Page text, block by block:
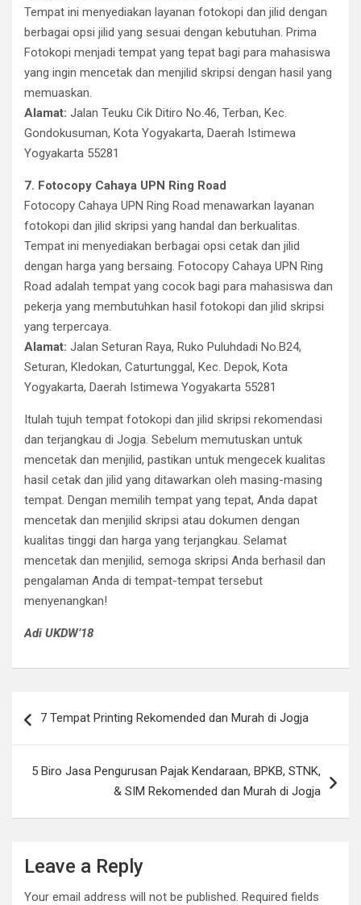
Tempat ini menyediakan layanan fotokopi dan jilid dengan
berbagai opsi jilid yang sesuai dengan kebutuhan. Prima
Fotokopi menjadi tempat yang tepat bagi para mahasiswa
yang ingin mencetak dan menjilid skripsi dengan hasil yang
memuaskan.
Alamat: Jalan Teuku Cik Ditiro No.46, Terban, Kec.
Gondokusuman, Kota Yogyakarta, Daerah Istimewa
Yogyakarta 55281
7. Fotocopy Cahaya UPN Ring Road
Fotocopy Cahaya UPN Ring Road menawarkan layanan
fotokopi dan jilid skripsi yang handal dan berkualitas.
Tempat ini menyediakan berbagai opsi cetak dan jilid
dengan harga yang bersaing. Fotocopy Cahaya UPN Ring
Road adalah tempat yang cocok bagi para mahasiswa dan
pekerja yang membutuhkan hasil fotokopi dan jilid skripsi
yang terpercaya.
Alamat: Jalan Seturan Raya, Ruko Puluhdadi No.B24,
Seturan, Kledokan, Caturtunggal, Kec. Depok, Kota
Yogyakarta, Daerah Istimewa Yogyakarta 55281
Itulah tujuh tempat fotokopi dan jilid skripsi rekomendasi
dan terjangkau di Jogja. Sebelum memutuskan untuk
mencetak dan menjilid, pastikan untuk mengecek kualitas
hasil cetak dan jilid yang ditawarkan oleh masing-masing
tempat. Dengan memilih tempat yang tepat, Anda dapat
mencetak dan menjilid skripsi atau dokumen dengan
kualitas tinggi dan harga yang terjangkau. Selamat
mencetak dan menjilid, semoga skripsi Anda berhasil dan
pengalaman Anda di tempat-tempat tersebut
menyenangkan!
Adi UKDW’18
navigation
7 Tempat Printing Rekomended dan Murah di Jogja
5 Biro Jasa Pengurusan Pajak Kendaraan, BPKB, STNK,
& SIM Rekomended dan Murah di Jogja
Leave a Reply
Your email address will not be published. Required fields